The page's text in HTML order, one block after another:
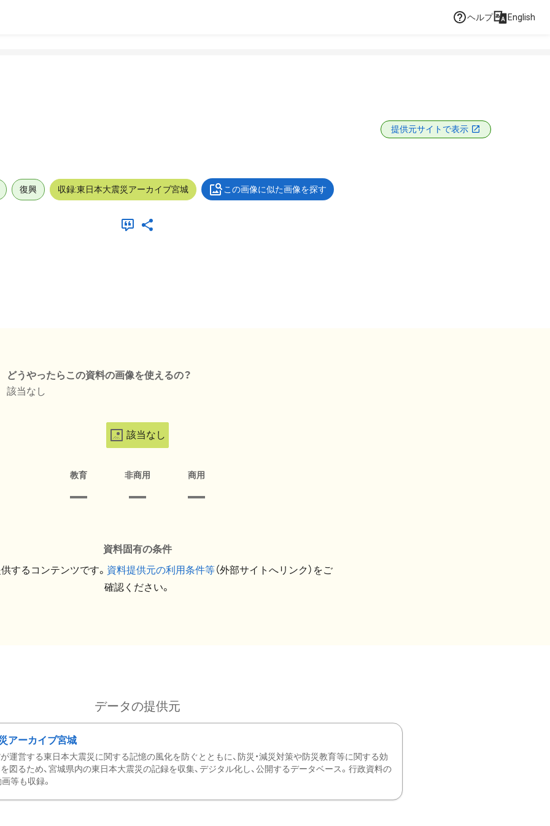
ヘルプ English
提供元サイトで表示
復興 収録:東日本大震災アーカイブ宮城 この画像に似た画像を探す
どうやったらこの資料の画像を使えるの？
該当なし
該当なし
教育 非商用 商用
資料固有の条件
するコンテンツです。 資料提供元の利用条件等（外部サイトへリンク）をご
確認ください。
データの提供元
アーカイブ宮城
運営する東日本大震災に関する記憶の風化を防ぐとともに、防災・減災対策や防災教育等に関する効
図るため、宮城県内の東日本大震災の記録を収集、デジタル化し、公開するデータベース。行政資料の
等も収録。